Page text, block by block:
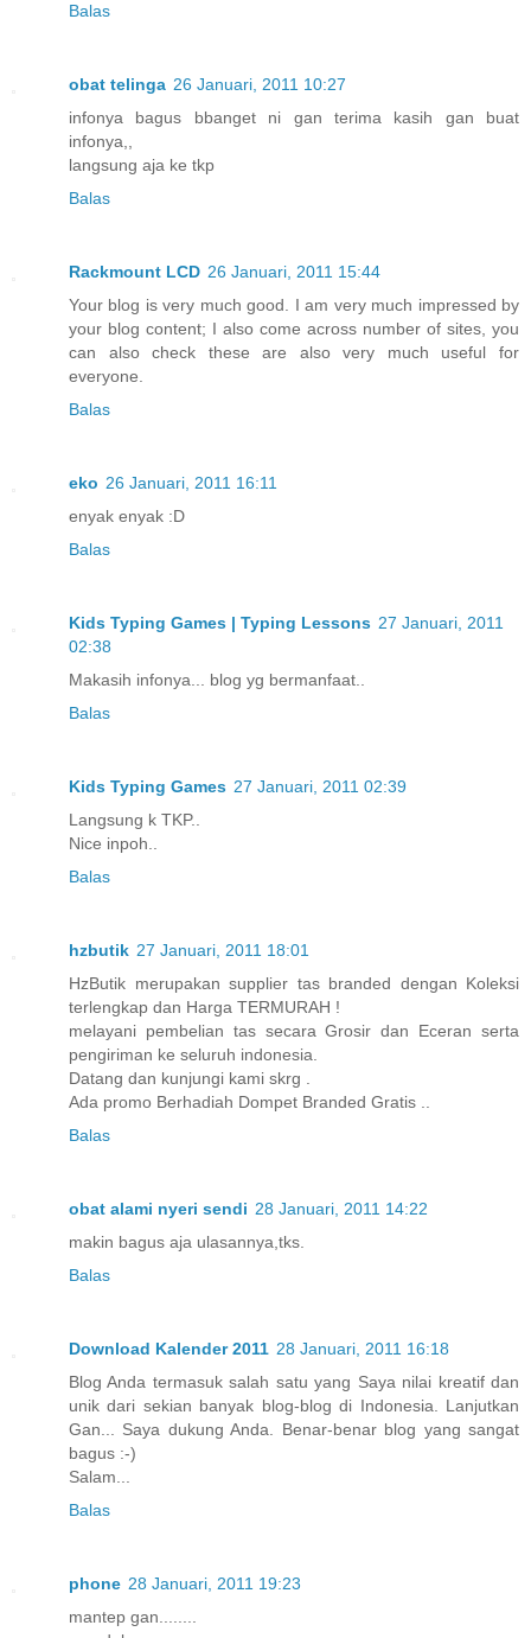
Balas
obat telinga 26 Januari, 2011 10:27
infonya bagus bbanget ni gan terima kasih gan buat
infonya,,
langsung aja ke tkp
Balas
Rackmount LCD 26 Januari, 2011 15:44
Your blog is very much good. I am very much impressed by
your blog content; I also come across number of sites, you
can also check these are also very much useful for
everyone.
Balas
eko 26 Januari, 2011 16:11
enyak enyak :D
Balas
Kids Typing Games | Typing Lessons 27 Januari, 2011
02:38
Makasih infonya... blog yg bermanfaat..
Balas
Kids Typing Games 27 Januari, 2011 02:39
Langsung k TKP..
Nice inpoh..
Balas
hzbutik 27 Januari, 2011 18:01
HzButik merupakan supplier tas branded dengan Koleksi
terlengkap dan Harga TERMURAH !
melayani pembelian tas secara Grosir dan Eceran serta
pengiriman ke seluruh indonesia.
Datang dan kunjungi kami skrg .
Ada promo Berhadiah Dompet Branded Gratis ..
Balas
obat alami nyeri sendi 28 Januari, 2011 14:22
makin bagus aja ulasannya,tks.
Balas
Download Kalender 2011 28 Januari, 2011 16:18
Blog Anda termasuk salah satu yang Saya nilai kreatif dan
unik dari sekian banyak blog-blog di Indonesia. Lanjutkan
Gan... Saya dukung Anda. Benar-benar blog yang sangat
bagus :-)
Salam...
Balas
phone 28 Januari, 2011 19:23
mantep gan........